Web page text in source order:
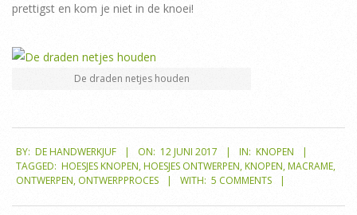
prettigst en kom je niet in de knoei!
De draden netjes houden
06-
12
BY: DE HANDWERKJUF ON: 12 JUNI 2017 IN: KNOPEN
TAGGED: HOESJES KNOPEN,HOESJES ONTWERPEN,KNOPEN,MACRAME,
ONTWERPEN, ONTWERPPROCES WITH: 5 COMMENTS